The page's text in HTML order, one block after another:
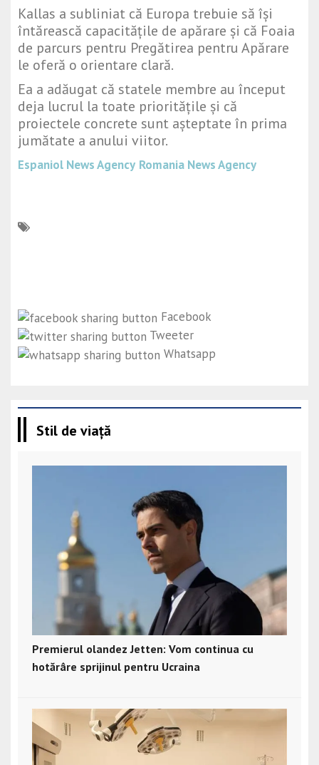
Kallas a subliniat că Europa trebuie să își
întărească capacitățile de apărare și că Foaia
de parcurs pentru Pregătirea pentru Apărare
le oferă o orientare clară.
Ea a adăugat că statele membre au început
deja lucrul la toate prioritățile și că
proiectele concrete sunt așteptate în prima
jumătate a anului viitor.
Espaniol News Agency Romania News Agency
Facebook
Tweeter
Whatsapp
Stil de viață
Premierul olandez Jetten: Vom continua cu
hotărâre sprijinul pentru Ucraina